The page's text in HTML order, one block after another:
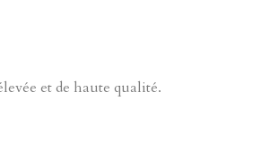
et de haute qualité.